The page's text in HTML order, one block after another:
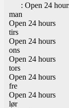
: Open 24
man
Open 24 hours
tirs
Open 24 hours
ons
Open 24 hours
tors
Open 24 hours
fre
Open 24 hours
lør